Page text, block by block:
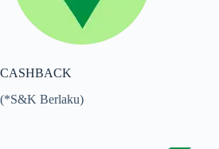
CASHBACK
(*S&K Berlaku)